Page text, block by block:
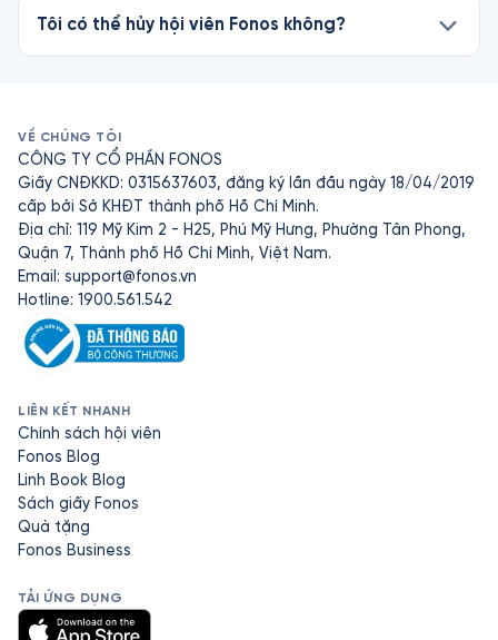
Tôi có thể hủy hội viên Fonos không?
VỀ CHÚNG TÔI
CÔNG TY CỔ PHẦN FONOS
Giấy CNĐKKD: 0315637603, đăng ký lần đầu ngày 18/04/2019
cấp bởi Sở KHĐT thành phố Hồ Chí Minh.
Địa chỉ: 119 Mỹ Kim 2 - H25, Phú Mỹ Hưng, Phường Tân Phong,
Quận 7, Thành phố Hồ Chí Minh, Việt Nam.
Email: support@fonos.vn
Hotline: 1900.561.542
LIÊN KẾT NHANH
Chính sách hội viên
Fonos Blog
Linh Book Blog
Sách giấy Fonos
Quà tặng
Fonos Business
TẢI ỨNG DỤNG